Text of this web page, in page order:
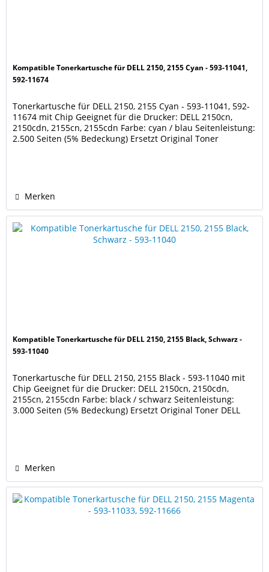
Kompatible Tonerkartusche für DELL 2150, 2155 Cyan - 593-11041,
592-11674
Tonerkartusche für DELL 2150, 2155 Cyan - 593-11041, 592-
11674 mit Chip Geeignet für die Drucker: DELL 2150cn,
2150cdn, 2155cn, 2155cdn Farbe: cyan / blau Seitenleistung:
2.500 Seiten (5% Bedeckung) Ersetzt Original Toner
Merken
Kompatible Tonerkartusche für DELL 2150, 2155 Black, Schwarz -
593-11040
Tonerkartusche für DELL 2150, 2155 Black - 593-11040 mit
Chip Geeignet für die Drucker: DELL 2150cn, 2150cdn,
2155cn, 2155cdn Farbe: black / schwarz Seitenleistung:
3.000 Seiten (5% Bedeckung) Ersetzt Original Toner DELL
Merken